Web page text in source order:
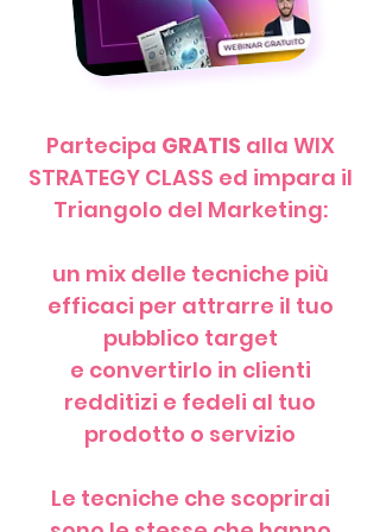
Partecipa GRATIS alla WIX
STRATEGY CLASS ed impara il
Triangolo del Marketing:
un mix delle tecniche più
efficaci per attrarre il tuo
pubblico target
e convertirlo in clienti
redditizi e fedeli al tuo
prodotto o servizio
Le tecniche che scoprirai